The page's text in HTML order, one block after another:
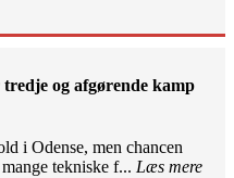
og afgørende kamp
i Odense, men chancen
tekniske f... Læs mere